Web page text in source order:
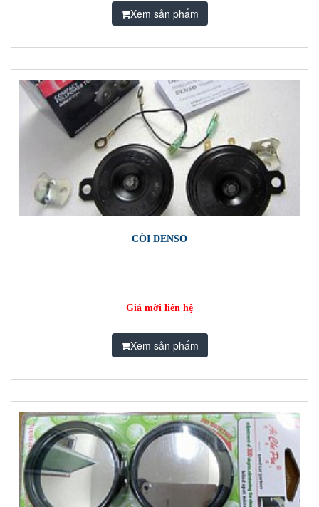
Xem sản phẩm
CÒI DENSO
Giá mời liên hệ
Xem sản phẩm